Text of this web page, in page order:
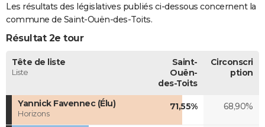
Les résultats des législatives publiés ci-dessous concernent la
commune de Saint-Ouën-des-Toits.
Résultat 2e tour
Tête de liste
Liste
Saint-
Ouën-
des-Toits
Circonscri
ption
Yannick Favennec (Élu)
Horizons
71,55% 68,90%